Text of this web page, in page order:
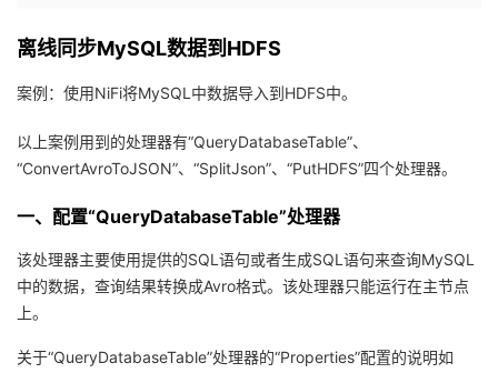
页
开
者
我
的
我
离线同步MySQL数据到HDFS
案例：使用NiFi将MySQL中数据导入到HDFS中。
以上案例用到的处理器有“QueryDatabaseTable”、
“ConvertAvroToJSON”、“SplitJson”、“PutHDFS”四个处理器。
一、配置“QueryDatabaseTable”处理器
该处理器主要使用提供的SQL语句或者生成SQL语句来查询MySQL
中的数据，查询结果转换成Avro格式。该处理器只能运行在主节点
上。
关于“QueryDatabaseTable”处理器的“Properties”配置的说明如